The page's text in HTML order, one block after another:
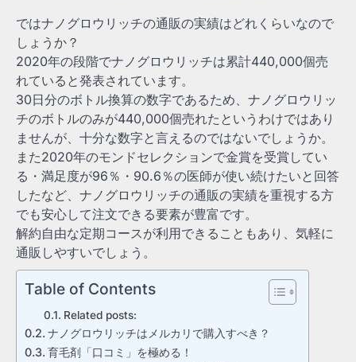
ではナノグロウリッチの通販の実績はどれくらいなので
しょうか？
2020年の段階でナノグロウリッチは累計440,000個売
れていると発表されています。
30日分のボトル換算の数字であるため、ナノグロウリッ
チのボトルのみが440,000個売れたというわけではあり
ませんが、十分な数字と言えるのではないでしょうか。
また2020年のモンドセレクションで金賞を受賞してい
る・満足度が96％・90.6％の医師が使い続けたいと回答
したなど、ナノグロウリッチの通販の実績を重視する方
でも安心して注文できる要素が豊富です。
解約自由な定期コースが利用できることもあり、気軽に
通販しやすいでしょう。
Table of Contents
Related posts:
ナノグロウリッチはメルカリで購入すべき？
育毛剤「口コミ」を極める！